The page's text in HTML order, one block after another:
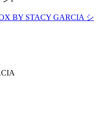
BY STACY GARCIA シ